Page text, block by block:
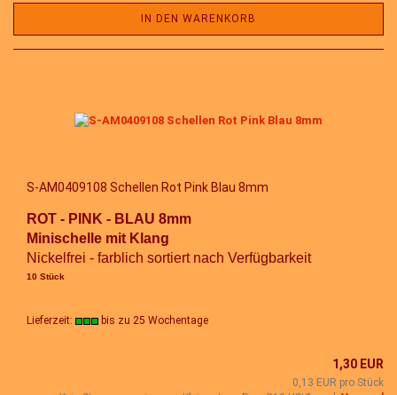
IN DEN WARENKORB
S-AM0409108 Schellen Rot Pink Blau 8mm
ROT - PINK - BLAU 8mm
Minischelle mit Klang
Nickelfrei - farblich sortiert nach Verfügbarkeit
10 Stück
Lieferzeit: bis zu 25 Wochentage
1,30 EUR
0,13 EUR pro Stück